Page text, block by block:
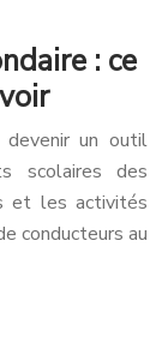
: ce
un outil
scolaires des
et les activités
conducteurs au